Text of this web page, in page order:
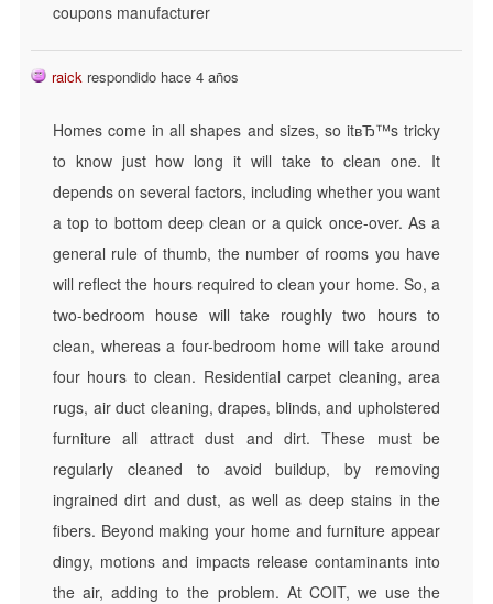
coupons manufacturer
raick respondido hace 4 años
Homes come in all shapes and sizes, so itвЂ™s tricky
to know just how long it will take to clean one. It
depends on several factors, including whether you want
a top to bottom deep clean or a quick once-over. As a
general rule of thumb, the number of rooms you have
will reflect the hours required to clean your home. So, a
two-bedroom house will take roughly two hours to
clean, whereas a four-bedroom home will take around
four hours to clean. Residential carpet cleaning, area
rugs, air duct cleaning, drapes, blinds, and upholstered
furniture all attract dust and dirt. These must be
regularly cleaned to avoid buildup, by removing
ingrained dirt and dust, as well as deep stains in the
fibers. Beyond making your home and furniture appear
dingy, motions and impacts release contaminants into
the air, adding to the problem. At COIT, we use the